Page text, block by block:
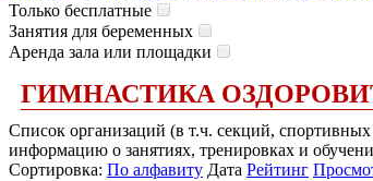
Только бесплатные
Занятия для беременных
Аренда зала или площадки
ГИМНАСТИКА
Список организаций (в т.ч. секций,
информацию о занятиях, тренировках и
Сортировка: По алфавиту Дата Рейтинг